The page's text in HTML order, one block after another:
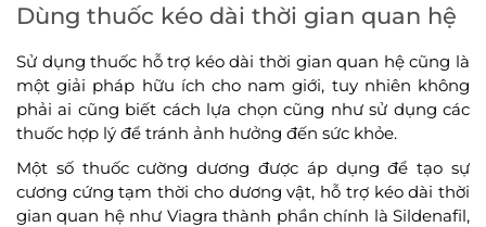
Dùng thuốc kéo dài thời gian quan hệ
Sử dụng thuốc hỗ trợ kéo dài thời gian quan hệ cũng là
một giải pháp hữu ích cho nam giới, tuy nhiên không
phải ai cũng biết cách lựa chọn cũng như sử dụng các
thuốc hợp lý để tránh ảnh hưởng đến sức khỏe.
Một số thuốc cường dương được áp dụng để tạo sự
cương cứng tạm thời cho dương vật, hỗ trợ kéo dài thời
gian quan hệ như Viagra thành phần chính là Sildenafil,